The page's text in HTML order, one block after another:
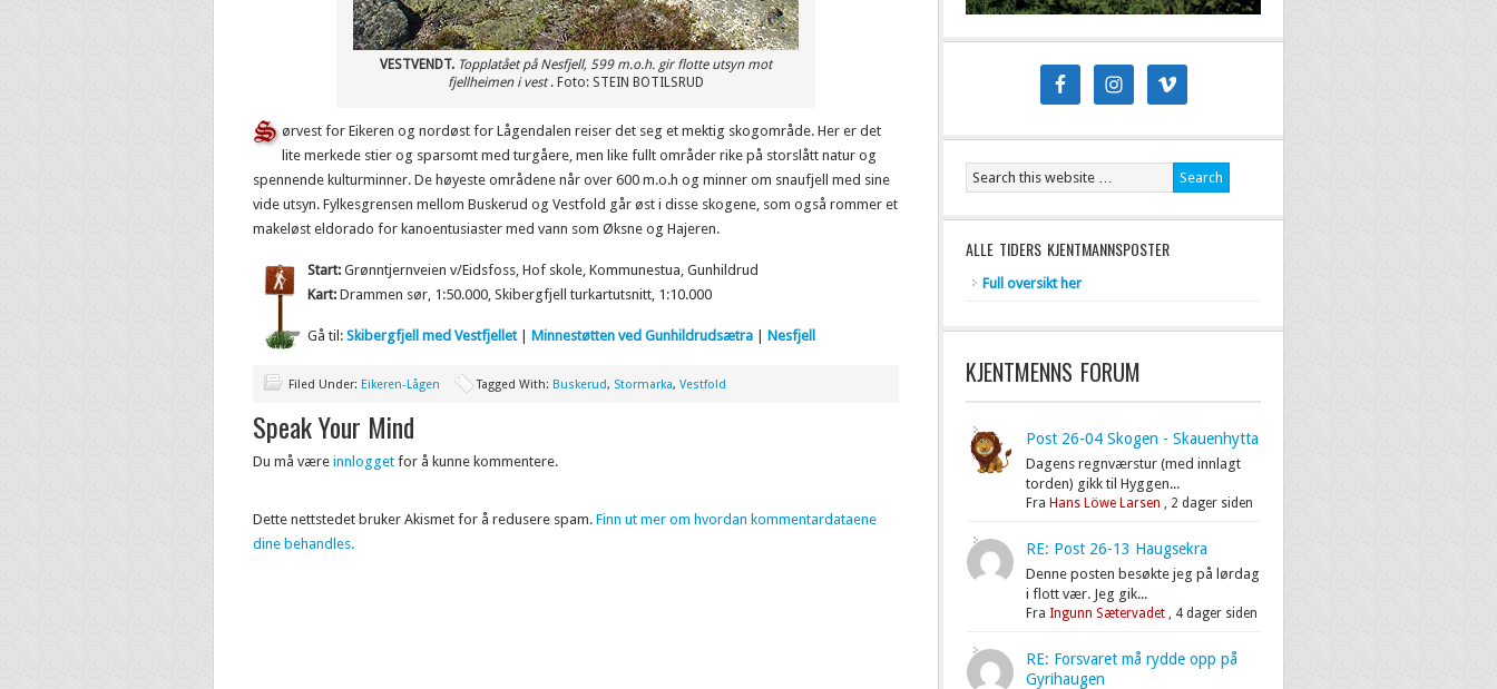
VESTVENDT. Topplatået på Nesfjell, 599 m.o.h. gir flotte utsyn mot
fjellheimen i vest. Foto: STEIN BOTILSRUD
ørvest for Eikeren og nordøst for Lågendalen reiser det seg et mektig skogområde. Her er det
lite merkede stier og sparsomt med turgåere, men like fullt områder rike på storslått natur og
spennende kulturminner. De høyeste områdene når over 600 m.o.h og minner om snaufjell med sine
vide utsyn. Fylkesgrensen mellom Buskerud og Vestfold går øst i disse skogene, som også rommer et
makeløst eldorado for kanoentusiaster med vann som Øksne og Hajeren.
Start: Grønntjernveien v/Eidsfoss, Hof skole, Kommunestua, Gunhildrud
Kart: Drammen sør, 1:50.000, Skibergfjell turkartutsnitt, 1:10.000
Gå til: Skibergfjell med Vestfjellet| Minnestøtten ved Gunhildrudsætra Nesfjell
Filed Under: Eikeren-Lågen Tagged With: Buskerud, Stormarka, Vestfold
Speak Your Mind
Du må være innlogget for å kunne kommentere.
Dette nettstedet bruker Akismet for å redusere spam. Finn ut mer om hvordan kommentardataene
dine behandles.
ALLE TIDERS KJENTMANNSPOSTER
Full oversikt her
KJENTMENNS FORUM
Post 26-04 Skogen - Skauenhytta
Dagens regnværstur (med innlagt
torden) gikk til Hyggen...
Fra Hans Löwe Larsen , 2 dager siden
RE: Post 26-13 Haugsekra
Denne posten besøkte jeg på lørdag
i flott vær. Jeg gik...
Fra Ingunn Sætervadet, 4 dager siden
RE: Forsvaret må rydde opp på
Gyrihaugen